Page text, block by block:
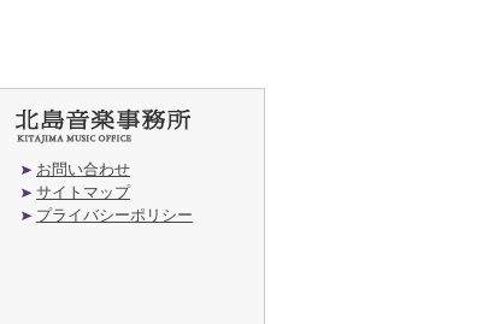
お問い合わせ
サイトマップ
プライバシーポリシー